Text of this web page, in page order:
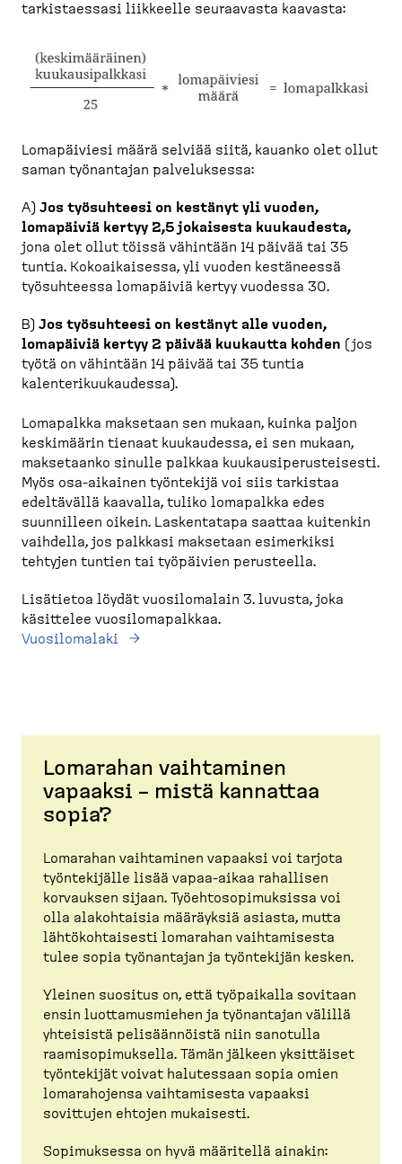
tarkistaessasi liikkeelle seuraavasta kaavasta:
Lomapäiviesi määrä selviää siitä, kauanko olet ollut
saman työnantajan palveluksessa:
A) Jos työsuhteesi on kestänyt yli vuoden,
lomapäiviä kertyy 2,5 jokaisesta kuukaudesta,
jona olet ollut töissä vähintään 14 päivää tai 35
tuntia. Kokoaikaisessa, yli vuoden kestäneessä
työsuhteessa lomapäiviä kertyy vuodessa 30.
B) Jos työsuhteesi on kestänyt alle vuoden,
lomapäiviä kertyy 2 päivää kuukautta kohden (jos
työtä on vähintään 14 päivää tai 35 tuntia
kalenterikuukaudessa).
Lomapalkka maksetaan sen mukaan, kuinka paljon
keskimäärin tienaat kuukaudessa, ei sen mukaan,
maksetaanko sinulle palkkaa kuukausiperusteisesti.
Myös osa-aikainen työntekijä voi siis tarkistaa
edeltävällä kaavalla, tuliko lomapalkka edes
suunnilleen oikein. Laskentatapa saattaa kuitenkin
vaihdella, jos palkkasi maksetaan esimerkiksi
tehtyjen tuntien tai työpäivien perusteella.
Lisätietoa löydät vuosilomalain 3. luvusta, joka
käsittelee vuosilomapalkkaa.
Vuosilomalaki
Lomarahan vaihtaminen
vapaaksi – mistä kannattaa
sopia?
Lomarahan vaihtaminen vapaaksi voi tarjota
työnte­kijälle lisää vapaa-​aikaa rahallisen
korvauksen sijaan. Työehto­so­pi­muksissa voi
olla alakoh­taisia määräyksiä asiasta, mutta
lähtökoh­taisesti lomarahan vaihta­misesta
tulee sopia työnantajan ja työntekijän kesken.
Yleinen suositus on, että työpaikalla sovitaan
ensin luotta­mus­miehen ja työnantajan välillä
yhteisistä pelisään­nöistä niin sanotulla
raamiso­pi­muksella. Tämän jälkeen yksittäiset
työntekijät voivat halutessaan sopia omien
lomara­hojensa vaihta­misesta vapaaksi
sovittujen ehtojen mukaisesti.
Sopimuksessa on hyvä määritellä ainakin: